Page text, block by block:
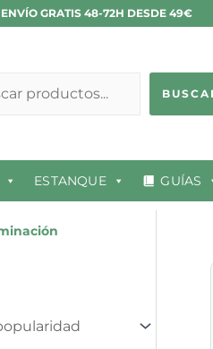
GRATIS 48-72H DESDE 49€
ESTANQUE GUÍAS